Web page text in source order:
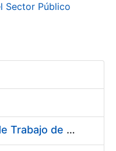
Sector Público
Suministro de Protectores Auditivos a medida para las personas trabajadoras de los Centros de Trabajo de Madrid y Burgos